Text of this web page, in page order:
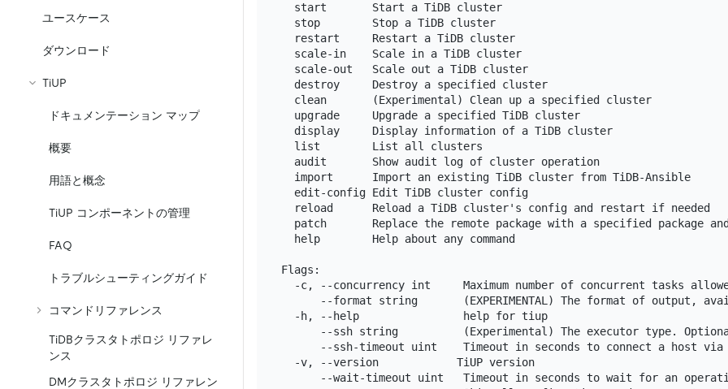
ユースケース
ダウンロード
TiUP
ドキュメンテーション マップ
概要
用語と概念
TiUP コンポーネントの管理
FAQ
トラブルシューティングガイド
コマンドリファレンス
TiDBクラスタトポロジ リファレ
ンス
DMクラスタトポロジ リファレン
  start       Start a TiDB cluster
  stop        Stop a TiDB cluster
  restart     Restart a TiDB cluster
  scale-in    Scale in a TiDB cluster
  scale-out   Scale out a TiDB cluster
  destroy     Destroy a specified cluster
  clean       (Experimental) Clean up a specified cluster
  upgrade     Upgrade a specified TiDB cluster
  display     Display information of a TiDB cluster
  list        List all clusters
  audit       Show audit log of cluster operation
  import      Import an existing TiDB cluster from TiDB-Ansible
  edit-config Edit TiDB cluster config
  reload      Reload a TiDB cluster's config and restart if needed
patch       Replace the remote package with a specified package
  help        Help about any command
Flags:
-c, --concurrency int     Maximum number of concurrent tasks
--format string       (EXPERIMENTAL) The format of output,
  -h, --help                help for tiup
--ssh string          (Experimental) The executor type.
--ssh-timeout uint    Timeout in seconds to connect a host
  -v, --version            TiUP version
--wait-timeout uint   Timeout in seconds to wait for an